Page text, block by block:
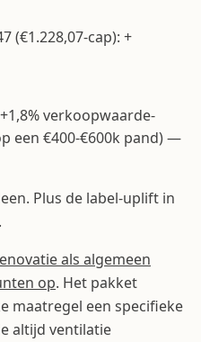
(€1.228,07-cap): +
verkoopwaarde-
een €400-€600k pand) —
Plus de label-uplift in
als algemeen
op. Het pakket
maatregel een specifieke
altijd ventilatie